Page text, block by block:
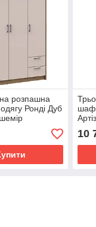
розпашна
Ронді Дуб
Світла шафа
дзеркала
для
10